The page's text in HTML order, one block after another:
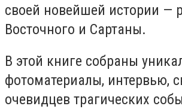
своей новейшей истории —
Восточного и Сартаны.
В этой книге собраны
фотоматериалы, интервью,
очевидцев трагических